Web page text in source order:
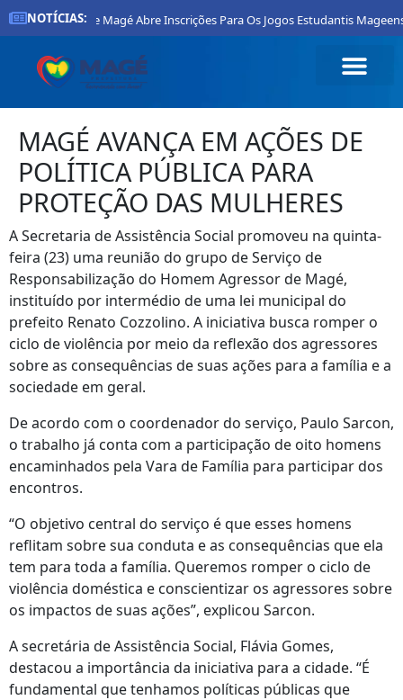
NOTÍCIAS:
Prefeitura De Magé Abre Inscrições Para Os Jogos Estudantis
MAGÉ AVANÇA EM AÇÕES DE
POLÍTICA PÚBLICA PARA
PROTEÇÃO DAS MULHERES
A Secretaria de Assistência Social promoveu na quinta-
feira (23) uma reunião do grupo de Serviço de
Responsabilização do Homem Agressor de Magé,
instituído por intermédio de uma lei municipal do
prefeito Renato Cozzolino. A iniciativa busca romper o
ciclo de violência por meio da reflexão dos agressores
sobre as consequências de suas ações para a família e a
sociedade em geral.
De acordo com o coordenador do serviço, Paulo Sarcon,
o trabalho já conta com a participação de oito homens
encaminhados pela Vara de Família para participar dos
encontros.
“O objetivo central do serviço é que esses homens
reflitam sobre sua conduta e as consequências que ela
tem para toda a família. Queremos romper o ciclo de
violência doméstica e conscientizar os agressores sobre
os impactos de suas ações”, explicou Sarcon.
A secretária de Assistência Social, Flávia Gomes,
destacou a importância da iniciativa para a cidade. “É
fundamental que tenhamos políticas públicas que